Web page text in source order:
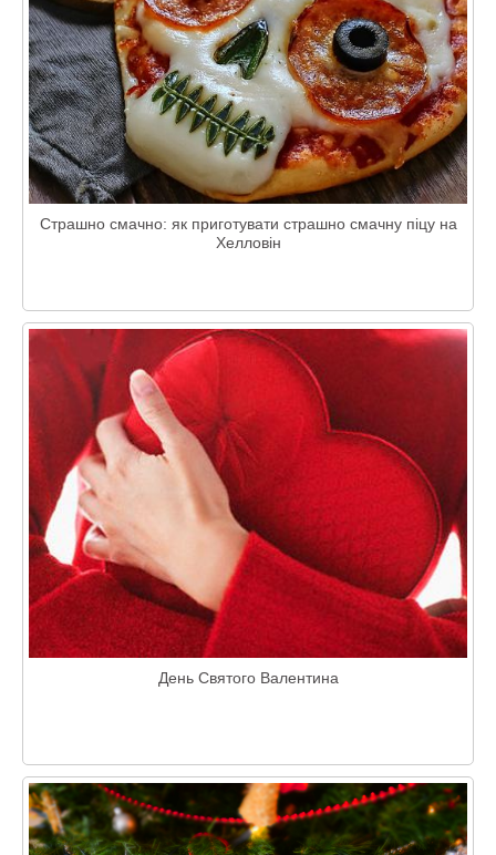
Страшно смачно: як приготувати страшно смачну піцу на
Хелловін
День Святого Валентина